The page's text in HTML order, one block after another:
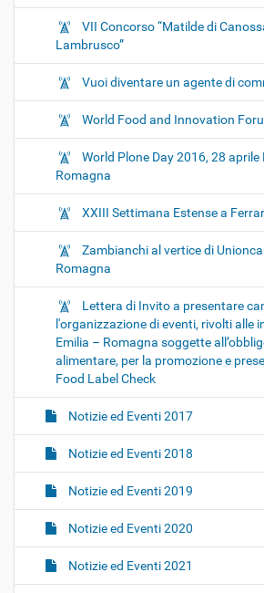
VII Concorso “Matilde di
Lambrusco”
Vuoi diventare un agente di
World Food and Innovation
World Plone Day 2016, 28 aprile
Romagna
XXIII Settimana Estense a
Zambianchi al vertice di
Romagna
Lettera di Invito a presentare
l'organizzazione di eventi, rivolti alle
Emilia – Romagna soggette
alimentare, per la promozione e
Food Label Check
Notizie ed Eventi 2017
Notizie ed Eventi 2018
Notizie ed Eventi 2019
Notizie ed Eventi 2020
Notizie ed Eventi 2021